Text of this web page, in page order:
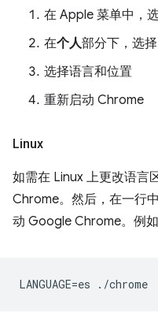
在 Apple 菜单中，
在个人部分下，选择
选择语言和位置
重新启动 Chrome
Linux
如需在 Linux 上更改语言
Chrome。然后，在一行
动 Google Chrome。例如